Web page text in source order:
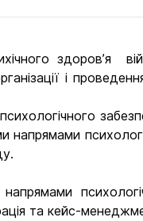
здоров’я
і
напрямами
та кейс-